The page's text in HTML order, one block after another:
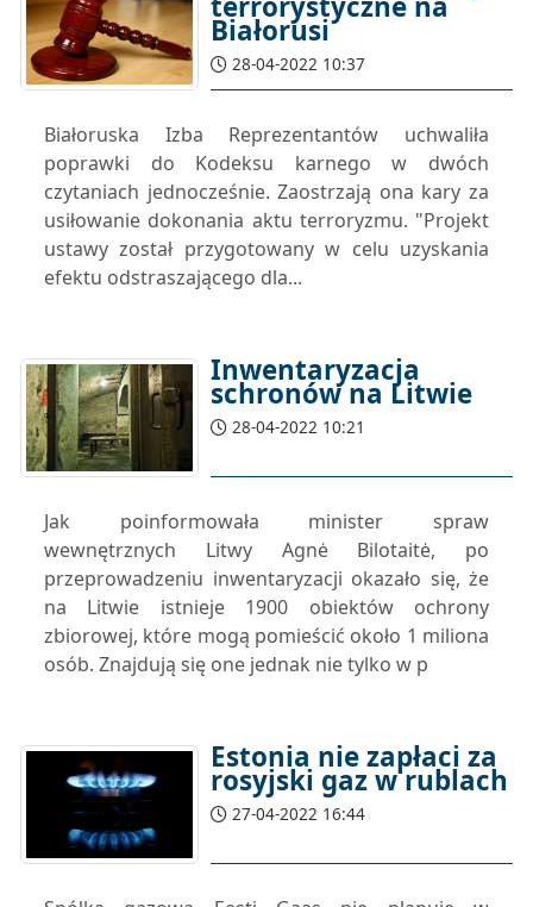
Białorusi
28-04-2022 10:37
Białoruska Izba Reprezentantów uchwaliła
poprawki do Kodeksu karnego w dwóch
czytaniach jednocześnie. Zaostrzają ona kary za
usiłowanie dokonania aktu terroryzmu. "Projekt
ustawy został przygotowany w celu uzyskania
efektu odstraszającego dla...
Inwentaryzacja
schronów na Litwie
28-04-2022 10:21
Jak poinformowała minister spraw
wewnętrznych Litwy Agnė Bilotaitė, po
przeprowadzeniu inwentaryzacji okazało się, że
na Litwie istnieje 1900 obiektów ochrony
zbiorowej, które mogą pomieścić około 1 miliona
osób. Znajdują się one jednak nie tylko w p
Estonia nie zapłaci za
rosyjski gaz w rublach
27-04-2022 16:44